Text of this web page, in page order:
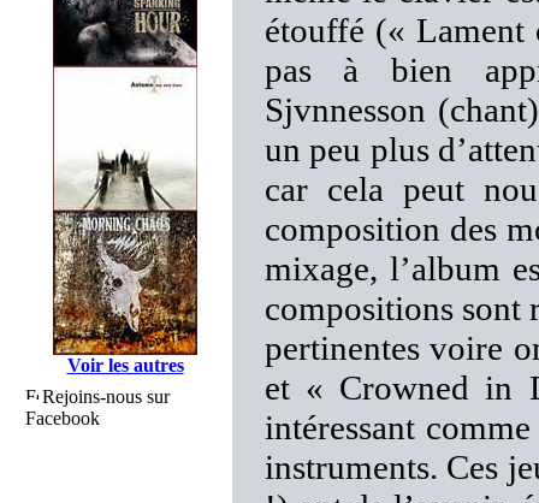
Voir les autres
Rejoins-nous sur
Facebook
étouffé (« Lament
pas à bien
Sjvnnesson
un peu plus
car cela peut
composition des
mixage, l’album
compositions sont
pertinentes voire
et « Crowned in
intéressant
instruments. Ces